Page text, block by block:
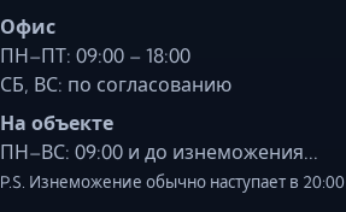
Офис
ПН–ПТ: 09:00 – 18:00
СБ, ВС: по согласованию
На объекте
ПН–ВС: 09:00 и до изнеможения...
P.S. Изнеможение обычно наступает в 20:00